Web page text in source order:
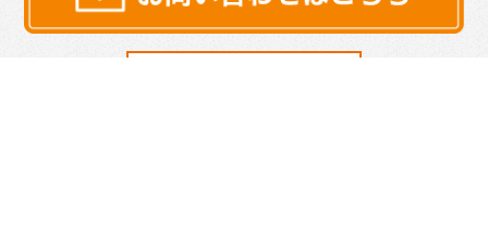
サイトマップ |プライバシーポリシー